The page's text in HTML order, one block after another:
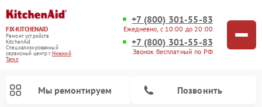
FIX-KITCHENAID
Ремонт устройств
KitchenAid
Специализированный
cервисный центр г.Нижний
Тагил
+7 (800) 301-55-83
Ежедневно, с 10:00 до 20:00
+7 (800) 301-55-83
Звонок бесплатный по РФ
Мы ремонтируем Позвонить